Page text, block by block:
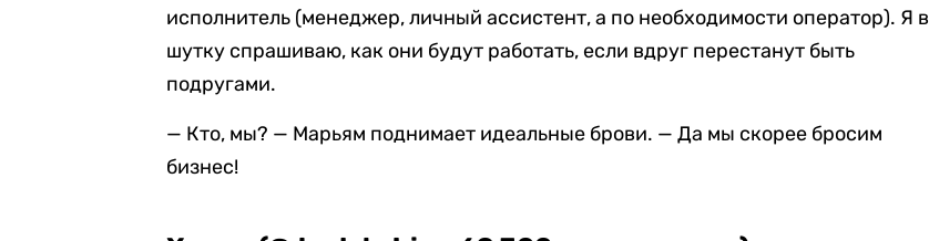
исполнитель (менеджер, личный ассистент, а по необходимости оператор). Я в
шутку спрашиваю, как они будут работать, если вдруг перестанут быть
подругами.
— Кто, мы? — Марьям поднимает идеальные брови. — Да мы скорее бросим
бизнес!